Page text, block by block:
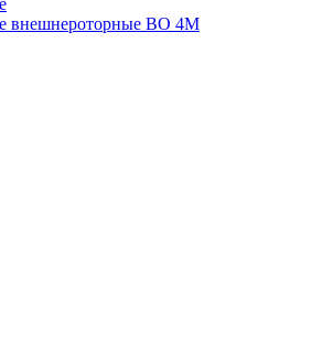
внешнероторные ВО 4М